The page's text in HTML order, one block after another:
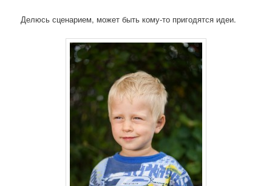
Делюсь сценарием, может быть кому-то пригодятся идеи.